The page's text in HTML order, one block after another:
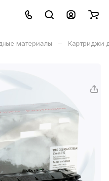
материалы – Картриджи